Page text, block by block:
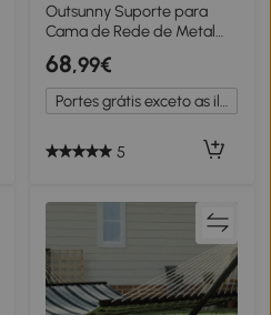
Outsunny Suporte para
Cama de Rede de Metal
Estrutura para Cama de
Rede Carga 120 kg
360x92x112 cm Preto
68,99€
Portes grátis exceto as ilhas
5